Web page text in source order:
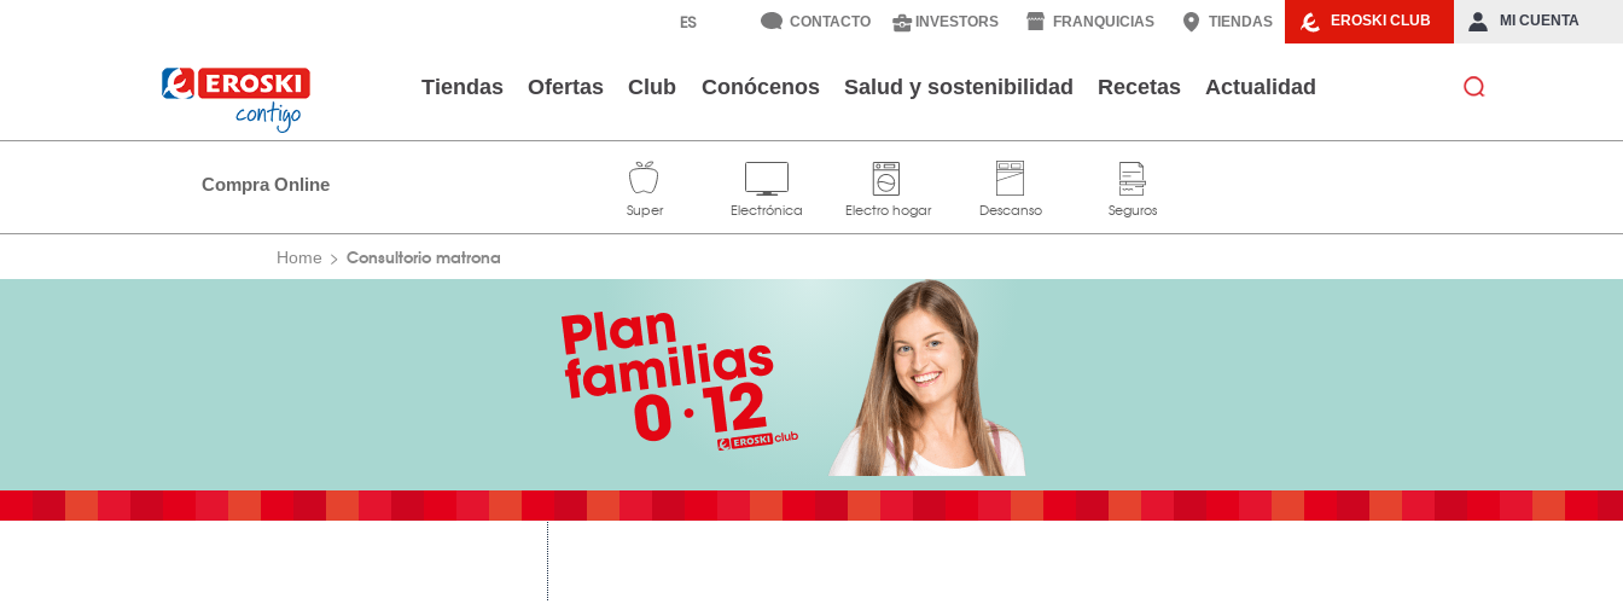
EROSKI CLUB MI CUENTA
CONTACTO INVESTORS FRANQUICIAS TIENDAS
Tiendas Ofertas Club Conócenos Salud y sostenibilidad Recetas Actualidad
Compra Online
Home Consultorio matrona